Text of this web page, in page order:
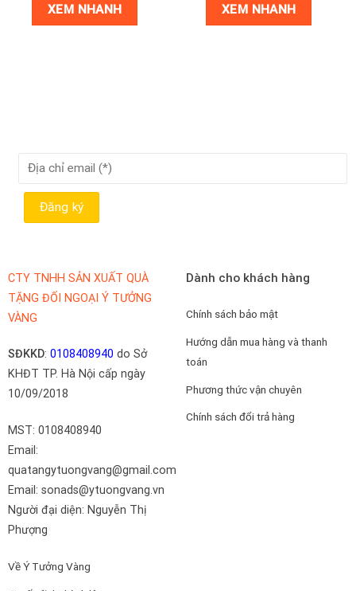
XEM NHANH XEM NHANH
CTY TNHH SẢN XUẤT QUÀ
TẶNG ĐỐI NGOẠI Ý TƯỞNG
VÀNG
SĐKKD: 0108408940 do Sở
KHĐT TP. Hà Nội cấp ngày
10/09/2018
MST: 0108408940
Email:
quatangytuongvang@gmail.com
Email: sonads@ytuongvang.vn
Người đại diện: Nguyễn Thị
Phượng
Về Ý Tưởng Vàng
Dành cho khách hàng
Chính sách bảo mật
Hướng dẫn mua hàng và thanh
toán
Phương thức vận chuyên
Chính sách đổi trả hàng